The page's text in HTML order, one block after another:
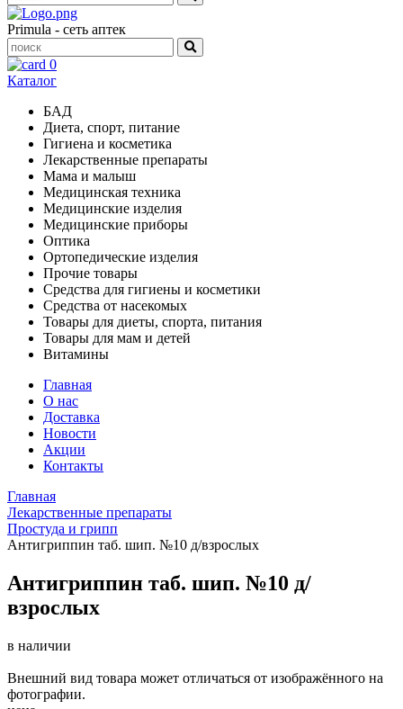
Primula - сеть аптек
0
Каталог
БАД
Диета, спорт, питание
Гигиена и косметика
Лекарственные препараты
Мама и малыш
Медицинская техника
Медицинские изделия
Медицинские приборы
Оптика
Ортопедические изделия
Прочие товары
Средства для гигиены и косметики
Средства от насекомых
Товары для диеты, спорта, питания
Товары для мам и детей
Витамины
Главная
О нас
Доставка
Новости
Акции
Контакты
Главная
Лекарственные препараты
Простуда и грипп
Антигриппин таб. шип. №10 д/взрослых
Антигриппин таб. шип. №10 д/
взрослых
в наличии
Внешний вид товара может отличаться от изображённого на
фотографии.